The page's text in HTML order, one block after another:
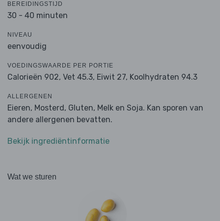
BEREIDINGSTIJD
30 - 40 minuten
NIVEAU
eenvoudig
VOEDINGSWAARDE PER PORTIE
Calorieën 902, Vet 45.3, Eiwit 27, Koolhydraten 94.3
ALLERGENEN
Eieren, Mosterd, Gluten, Melk en Soja. Kan sporen van
andere allergenen bevatten.
Bekijk ingrediëntinformatie
Wat we sturen